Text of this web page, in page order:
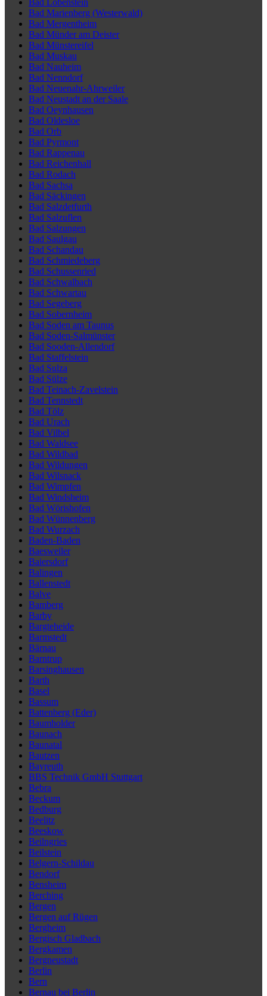
Bad Lobenstein
Bad Marienberg (Westerwald)
Bad Mergentheim
Bad Münder am Deister
Bad Münstereifel
Bad Muskau
Bad Nauheim
Bad Nenndorf
Bad Neuenahr-Ahrweiler
Bad Neustadt an der Saale
Bad Oeynhausen
Bad Oldesloe
Bad Orb
Bad Pyrmont
Bad Rappenau
Bad Reichenhall
Bad Rodach
Bad Sachsa
Bad Säckingen
Bad Salzdetfurth
Bad Salzuflen
Bad Salzungen
Bad Saulgau
Bad Schandau
Bad Schmiedeberg
Bad Schussenried
Bad Schwalbach
Bad Schwartau
Bad Segeberg
Bad Sobernheim
Bad Soden am Taunus
Bad Soden-Salmünster
Bad Sooden-Allendorf
Bad Staffelstein
Bad Sulza
Bad Sülze
Bad Teinach-Zavelstein
Bad Tennstedt
Bad Tölz
Bad Urach
Bad Vilbel
Bad Waldsee
Bad Wildbad
Bad Wildungen
Bad Wilsnack
Bad Wimpfen
Bad Windsheim
Bad Wörishofen
Bad Wünnenberg
Bad Wurzach
Baden-Baden
Baesweiler
Baiersdorf
Balingen
Ballenstedt
Balve
Bamberg
Barby
Bargteheide
Barmstedt
Bärnau
Barntrup
Barsinghausen
Barth
Basel
Bassum
Battenberg (Eder)
Baumholder
Baunach
Baunatal
Bautzen
Bayreuth
BBS Technik GmbH Stuttgart
Bebra
Beckum
Bedburg
Beelitz
Beeskow
Beilngries
Beilstein
Belgern-Schildau
Bendorf
Bensheim
Berching
Bergen
Bergen auf Rügen
Bergheim
Bergisch Gladbach
Bergkamen
Bergneustadt
Berlin
Bern
Bernau bei Berlin